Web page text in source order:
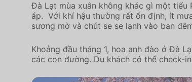
Đà Lạt mùa xuân không khác gì một
áp. Với khí hậu thường rất ổn định, ít
sương mờ và chút se se lạnh vào ban
Khoảng đầu tháng 1, hoa anh đào ở Đà
các con đường. Du khách có thể check-